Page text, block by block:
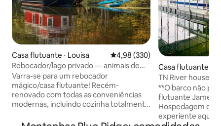
Casa flutuante ⋅ Louisa 4,98 de uma avaliação média de
4,98 (330)
Rebocador/lago privado — animais de
fazenda — peixes, natação,
Varra-se para um rebocador
mágico/casa flutuante! Recém-
renovado com todas as conveniências
modernas, incluindo cozinha totalmente
condicionado, aquecimento e Wi-Fi. Tug
Casa flutuante ⋅
TN River
com carrinho de
**O barco não
flutuante
Hospedagem de
experiente aqui